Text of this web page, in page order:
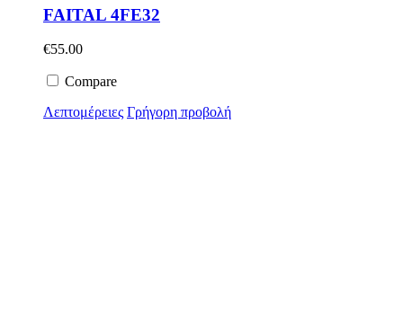
FAITAL 4FE32
€55.00
Compare
Λεπτομέρειες Γρήγορη προβολή